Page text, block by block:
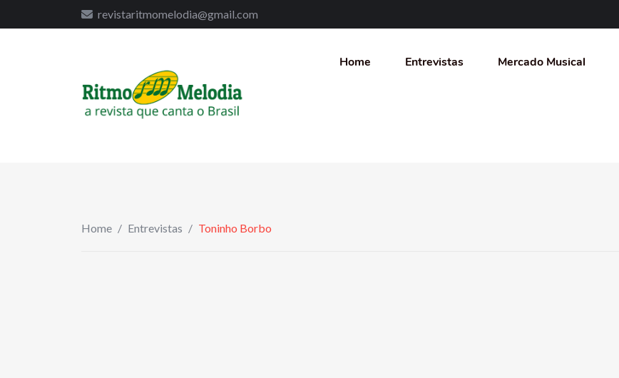
revistaritmomelodia@gmail.com
Home Entrevistas Mercado Musical
Home / Entrevistas / Toninho Borbo